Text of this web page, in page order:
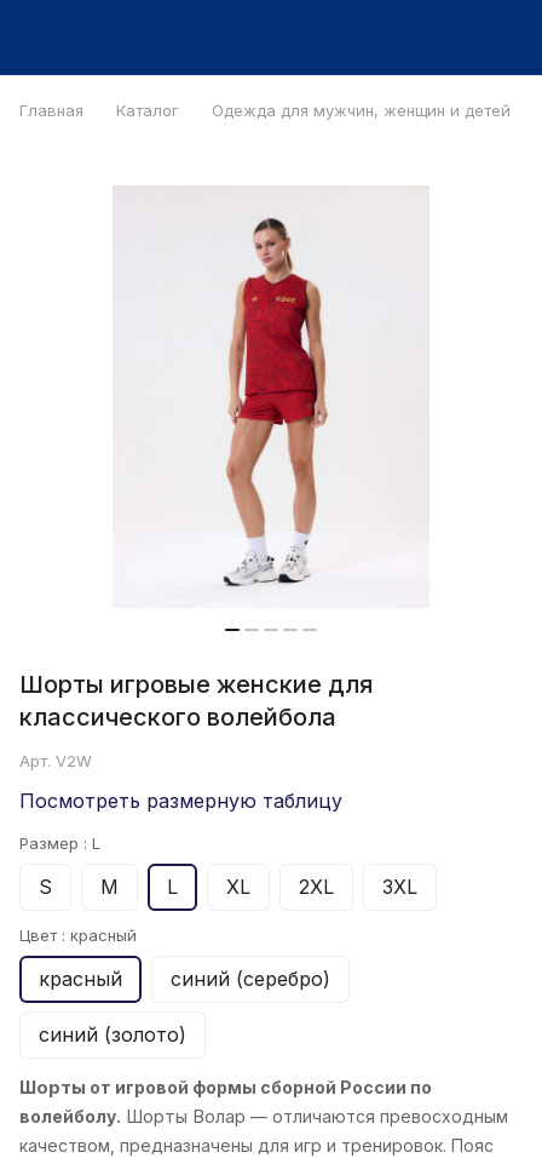
Главная Каталог Одежда для мужчин, женщин и детей
Шорты игровые женские для
классического волейбола
Арт. V2W
Посмотреть размерную таблицу
Размер : L
S M L XL 2XL 3XL
Цвет : красный
красный синий (серебро)
синий (золото)
Шорты от игровой формы сборной России по
волейболу. Шорты Волар — отличаются превосходным
качеством, предназначены для игр и тренировок. Пояс